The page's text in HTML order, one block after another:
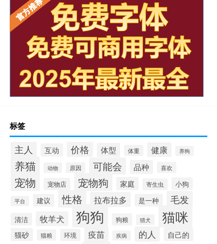
标签
主人 互动 价格 体型 体重 健康 养狗
养猫 动物 原因 可能会 品种 喜欢
宠物 宠物店 宠物狗 家庭 寄生虫 小狗
平台 建议 性格 拉布拉多 是一种 毛发
清洁 牧羊犬 狗狗 狗粮 猎犬 猫咪
猫砂 猫粮 环境 疫苗 疾病 的人 自己的